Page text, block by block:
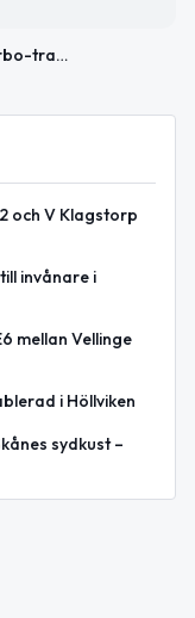
Snabbt: väder, Falsterbo-trafik och dagens rubriker
och V Klagstorp
invånare i
mellan Vellinge
i Höllviken
sydkust –